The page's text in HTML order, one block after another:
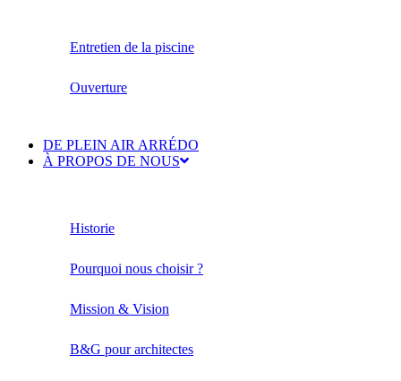
Entretien de la piscine
Ouverture
DE PLEIN AIR ARRÉDO
À PROPOS DE NOUS
Historie
Pourquoi nous choisir ?
Mission & Vision
B&G pour architectes